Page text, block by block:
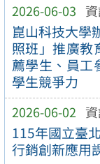
2026-06-03
崑山科技大學
照班」推廣教
薦學生、員工
學生競爭力
2026-06-02
115年國立臺
行銷創新應用